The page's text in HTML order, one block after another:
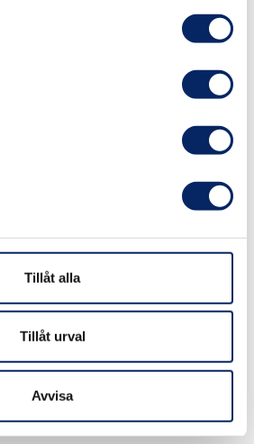
Tillåt alla
Tillåt urval
Avvisa
kombination av kultur, historia,
som ger en autentisk och
Aspö arbetar
och naturskydd, vilket gör det
att respektera naturen och
av öns ekosystem. Ön har en
bastu, fiskförsäljning och ett
samt en naturstig. På ön
direkt till besökarnas matbord.
under Aspös sommarkvällar.